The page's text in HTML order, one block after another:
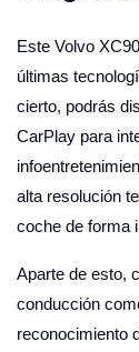
Este Volvo
últimas
cierto, podrás
CarPlay para
alta resolución
coche de forma
Aparte de esto,
conducción
reconocimiento